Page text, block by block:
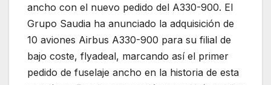
ancho con el nuevo pedido del A330-900. El
Grupo Saudia ha anunciado la adquisición de
10 aviones Airbus A330-900 para su filial de
bajo coste, flyadeal, marcando así el primer
pedido de fuselaje ancho en la historia de esta